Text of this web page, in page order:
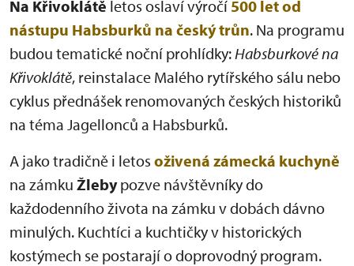
Na Křivoklátě letos oslaví výročí 500 let od
nástupu Habsburků na český trůn. Na programu
budou tematické noční prohlídky:Habsburkové na
Křivoklátě, reinstalace Malého rytířského sálu nebo
cyklus přednášek renomovaných českých historiků
na téma Jagellonců a Habsburků.
A jako tradičně i letos oživená zámecká kuchyně
na zámku Žlebypozve návštěvníky do
každodenního života na zámku v dobách dávno
minulých. Kuchtíci a kuchtičky v historických
kostýmech se postarají o doprovodný program.